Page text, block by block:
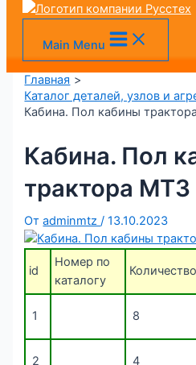
Перейти к содержимому
VK MAX Telegram
Main Menu
Главная
Каталог деталей, узлов и
Кабина. Пол кабины
Кабина. Пол
трактора МТЗ
Отadminmtz /13.10.2023
id
Номер по
каталогу
Количество
1 8
2 4